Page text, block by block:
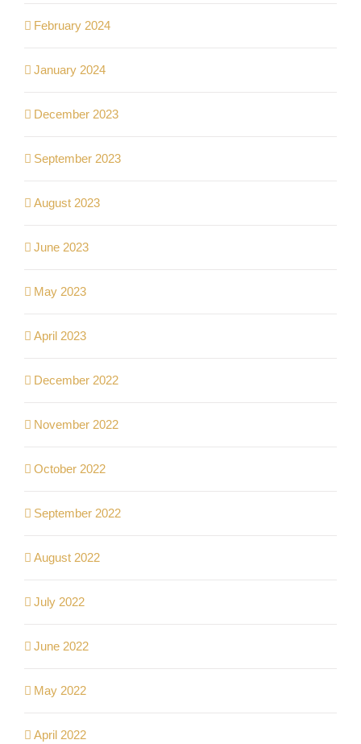
February 2024
January 2024
December 2023
September 2023
August 2023
June 2023
May 2023
April 2023
December 2022
November 2022
October 2022
September 2022
August 2022
July 2022
June 2022
May 2022
April 2022